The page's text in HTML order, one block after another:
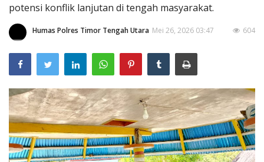
potensi konflik lanjutan di tengah masyarakat.
Humas Polres Timor Tengah Utara Mei 26, 2026 03:47 604